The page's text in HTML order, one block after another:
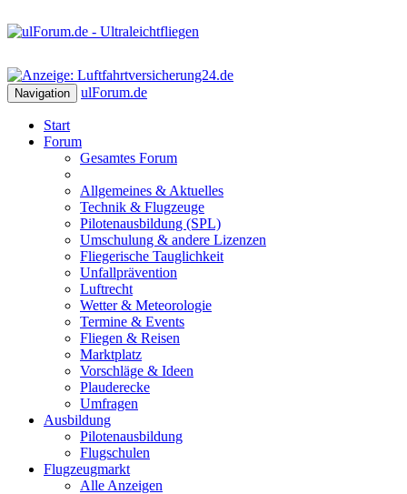
Navigation ulForum.de
Start
Forum
Gesamtes Forum
Allgemeines & Aktuelles
Technik & Flugzeuge
Pilotenausbildung (SPL)
Umschulung & andere Lizenzen
Fliegerische Tauglichkeit
Unfallprävention
Luftrecht
Wetter & Meteorologie
Termine & Events
Fliegen & Reisen
Marktplatz
Vorschläge & Ideen
Plauderecke
Umfragen
Ausbildung
Pilotenausbildung
Flugschulen
Flugzeugmarkt
Alle Anzeigen